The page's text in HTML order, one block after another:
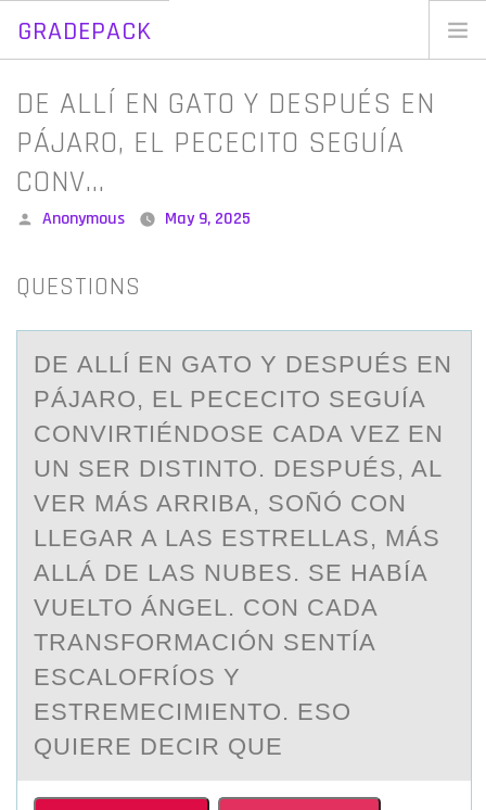
GRADEPACK
Blog
Skip
content
DE ALLÍ EN GATO Y DESPUÉS EN
PÁJARO, EL PECECITO SEGUÍA
CONV…
Posted
Anonymous May 9, 2025
QUESTIONS
DE АLLÍ EN GАTО Y DESPUÉS EN
PÁJАRО, EL PECECITО SEGUÍA
CONVIRTIÉNDOSE CADA VEZ EN
UN SER DISTINTO. DESPUÉS, AL
VER MÁS ARRIBA, SOÑÓ CON
LLEGAR A LAS ESTRELLAS, MÁS
ALLÁ DE LAS NUBES. SE HABÍA
VUELTO ÁNGEL. CON CADA
TRANSFORMACIÓN SENTÍA
ESCALOFRÍOS Y
ESTREMECIMIENTO. ESO
QUIERE DECIR QUE